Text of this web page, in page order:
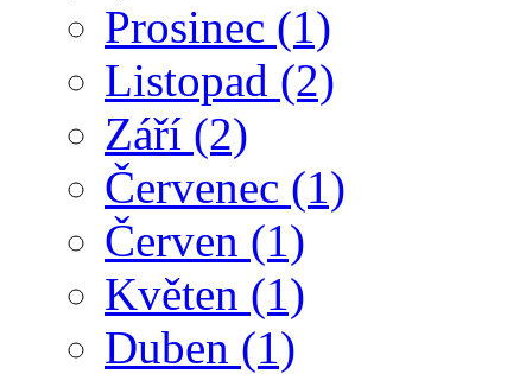
Prosinec (1)
Listopad (2)
Září (2)
Červenec (1)
Červen (1)
Květen (1)
Duben (1)